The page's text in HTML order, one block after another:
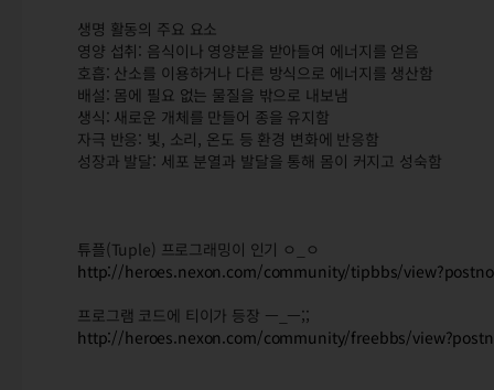
생명 활동의 주요 요소
영양 섭취: 음식이나 영양분을 받아들여 에너지를 얻음
호흡: 산소를 이용하거나 다른 방식으로 에너지를 생산함
배설: 몸에 필요 없는 물질을 밖으로 내보냄
생식: 새로운 개체를 만들어 종을 유지함
자극 반응: 빛, 소리, 온도 등 환경 변화에 반응함
성장과 발달: 세포 분열과 발달을 통해 몸이 커지고 성숙함
튜플(Tuple) 프로그래밍이 인기 ㅇ_ㅇ
http://heroes.nexon.com/community/tipbbs/
프로그램 코드에 티이가 등장 ㅡ_ㅡ;;
http://heroes.nexon.com/community/freebbs/